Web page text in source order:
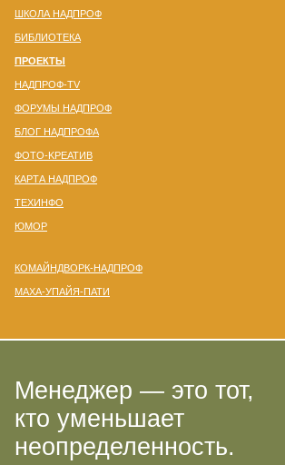
ШКОЛА НАДПРОФ
БИБЛИОТЕКА
ПРОЕКТЫ
НАДПРОФ-TV
ФОРУМЫ НАДПРОФ
БЛОГ НАДПРОФА
ФОТО-KРЕАТИВ
КАРТА НАДПРОФ
ТЕХИНФО
ЮМОР
КОМАЙНДВОРК-НАДПРОФ
МАХА-УПАЙЯ-ПАТИ
Менеджер — это тот,
кто уменьшает
неопределенность.